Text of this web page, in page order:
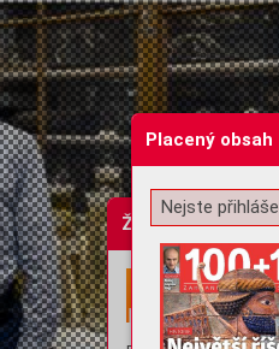
Žádost o
Placený obsah
Nejste